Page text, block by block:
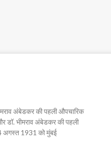
अंबेडकर की पहली औपचारिक
डॉ. भीमराव अंबेडकर की पहली
अगस्त 1931 को मुंबई